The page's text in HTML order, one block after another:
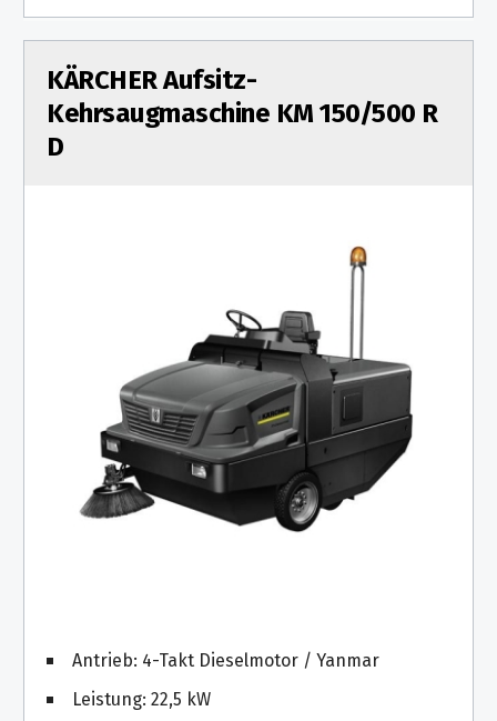
KÄRCHER Aufsitz-
Kehrsaugmaschine KM 150/500 R
D
Antrieb: 4-Takt Dieselmotor / Yanmar
Leistung: 22,5 kW